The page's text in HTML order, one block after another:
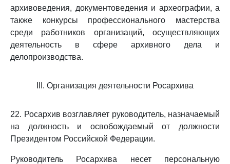
архивоведения, документоведения и археографии, а
также конкурсы профессионального мастерства
среди работников организаций, осуществляющих
деятельность в сфере архивного дела и
делопроизводства.
III. Организация деятельности Росархива
22. Росархив возглавляет руководитель, назначаемый
на должность и освобождаемый от должности
Президентом Российской Федерации.
Руководитель Росархива несет персональную